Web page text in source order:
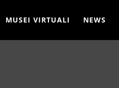
MUSEI VIRTUALI NEWS